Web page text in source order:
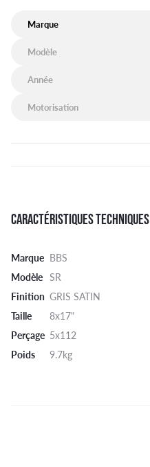
CARACTÉRISTIQUES TECHNIQUES
Marque BBS
Modèle SR
Finition GRIS SATIN
Taille
8x17"
Perçage 5x112
Poids
9.7kg